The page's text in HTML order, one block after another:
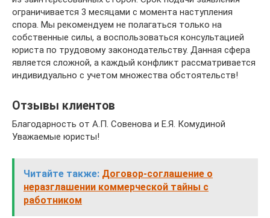
ограничивается 3 месяцами с момента наступления
спора. Мы рекомендуем не полагаться только на
собственные силы, а воспользоваться консультацией
юриста по трудовому законодательству. Данная сфера
является сложной, а каждый конфликт рассматривается
индивидуально с учетом множества обстоятельств!
Отзывы клиентов
Благодарность от А.П. Совенова и Е.Я. Комудиной
Уважаемые юристы!
Читайте также: Договор-соглашение о
неразглашении коммерческой тайны с
работником